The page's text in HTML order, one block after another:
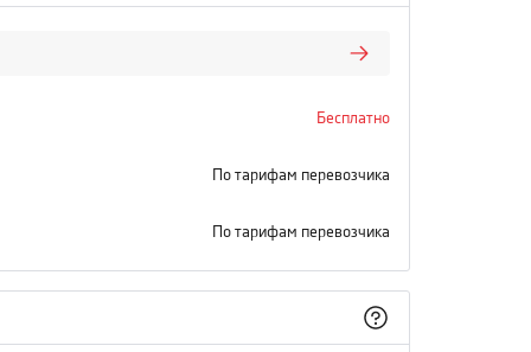
Бесплатно
По тарифам перевозчика
По тарифам перевозчика